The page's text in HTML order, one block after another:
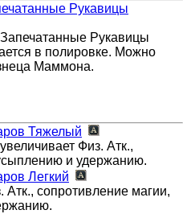
Рукавицы
Рукавицы
в полировке. Можно
Маммона.
Тяжелый
Физ. Атк.,
и удержанию.
Легкий
Атк., сопротивление магии,